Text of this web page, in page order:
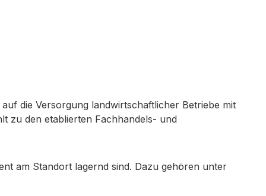
die Versorgung landwirtschaftlicher Betriebe mit
zu den etablierten Fachhandels- und
am Standort lagernd sind. Dazu gehören unter